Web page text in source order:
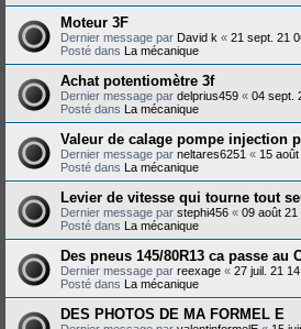
Moteur 3F
Dernier message par David k « 21 sept. 21
Posté dans La mécanique
Achat potentiomètre 3f
Dernier message par delprius459 « 04 sept.
Posté dans La mécanique
Valeur de calage pompe injection
Dernier message par neltares6251 « 15
Posté dans La mécanique
Levier de vitesse qui tourne tout
Dernier message par stephi456 « 09 août 21
Posté dans La mécanique
Des pneus 145/80R13 ca passe au
Dernier message par reexage « 27 juil. 21
Posté dans La mécanique
DES PHOTOS DE MA FORMEL E